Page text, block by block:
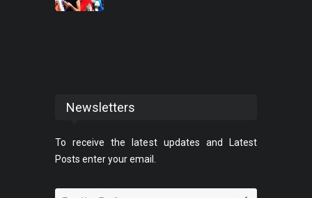
Newsletters
To receive the latest updates and Latest
Posts enter your email.